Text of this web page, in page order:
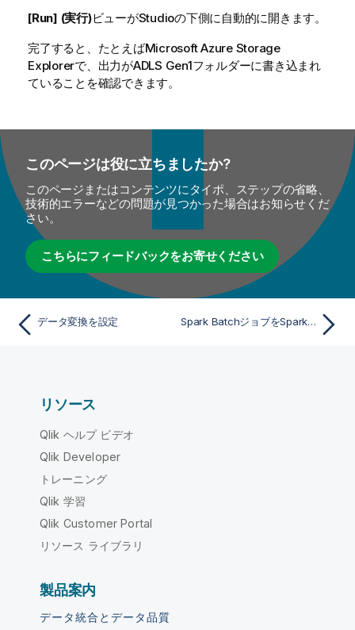
[Run] (実行)ビューがStudioの下側に自動的に開きます。
完了すると、たとえばMicrosoft Azure Storage
Explorerで、出力がADLS Gen1フォルダーに書き込まれ
ていることを確認できます。
このページは役に立ちましたか?
このページまたはコンテンツにタイポ、ステップの省略、
技術的エラーなどの問題が見つかった場合はお知らせくだ
さい。
こちらにフィードバックをお寄せください
データ変換を設定 Spark BatchジョブをSpark Streamingジョブに変換
リソース
Qlik ヘルプ ビデオ
Qlik Developer
トレーニング
Qlik 学習
Qlik Customer Portal
リソース ライブラリ
製品案内
データ統合とデータ品質